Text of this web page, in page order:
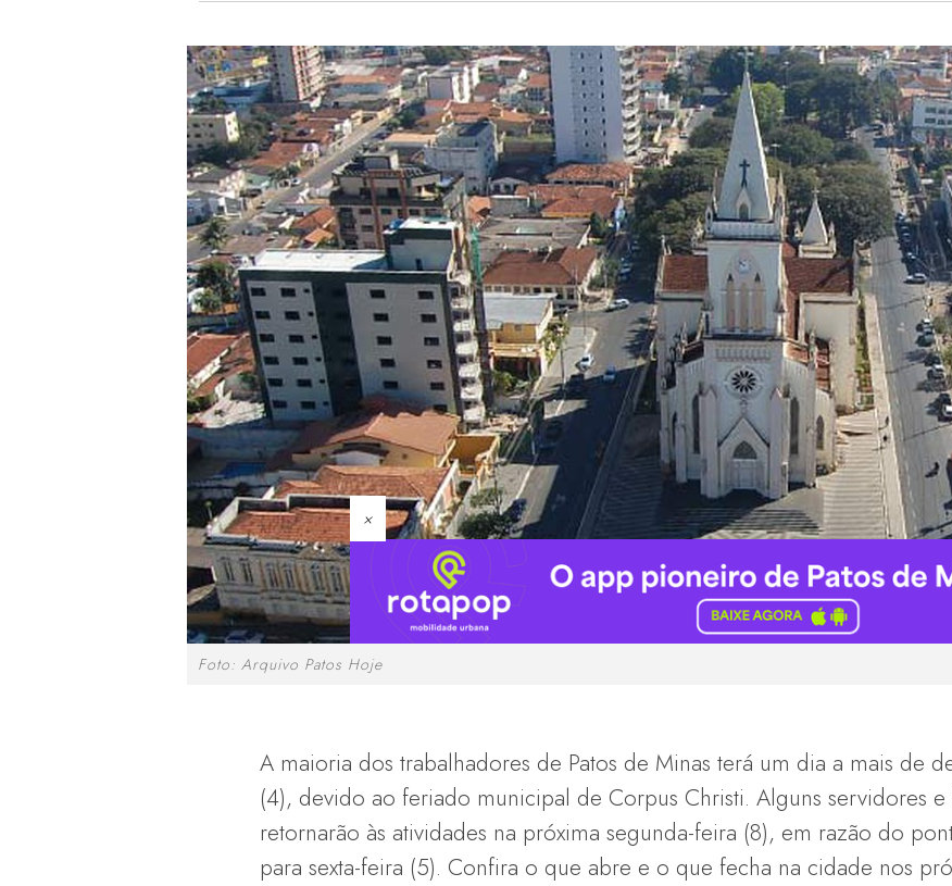
×
Foto: Arquivo Patos Hoje
A maioria dos trabalhadores de Patos de Minas terá um dia a mais de
(4), devido ao feriado municipal de Corpus Christi. Alguns servidores
retornarão às atividades na próxima segunda-feira (8), em razão do
para sexta-feira (5). Confira o que abre e o que fecha na cidade nos